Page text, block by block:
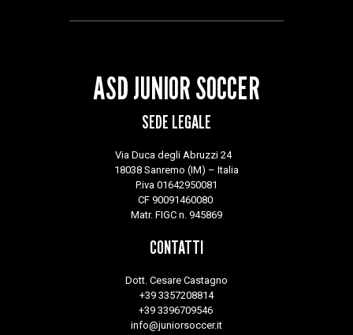
ASD JUNIOR SOCCER
SEDE LEGALE
Via Duca degli Abruzzi 24
18038 Sanremo (IM) – Italia
P.iva 01642950081
CF 90091460080
Matr. FIGC n. 945869
CONTATTI
Dott. Cesare Castagno
+39 3357208814
+39 3396709546
info@juniorsoccer.it